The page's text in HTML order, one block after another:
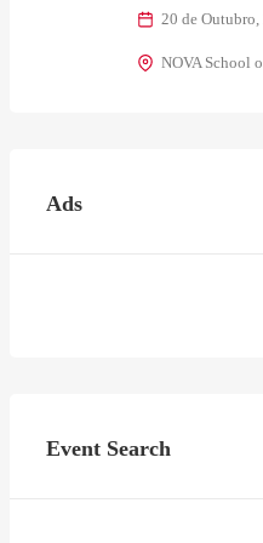
20 de Outubro,
NOVA School
Ads
Event Search